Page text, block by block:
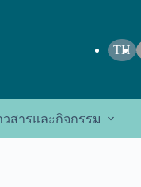
TH
วสารและกิจกรรม